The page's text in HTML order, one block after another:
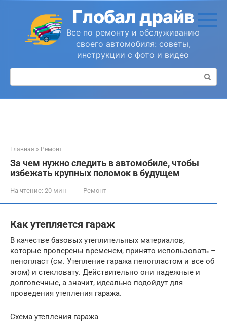
контенту
Глобал драйв
Все по ремонту и обслуживанию
своего автомобиля: советы,
инструкции с фото и видео
Поиск:
Главная » Ремонт
За чем нужно следить в автомобиле, чтобы
избежать крупных поломок в будущем
На чтение: 20 мин Ремонт
Как утепляется гараж
В качестве базовых утеплительных материалов,
которые проверены временем, принято использовать –
пенопласт (см. Утепление гаража пенопластом и все об
этом) и стекловату. Действительно они надежные и
долговечные, а значит, идеально подойдут для
проведения утепления гаража.
Схема утепления гаража